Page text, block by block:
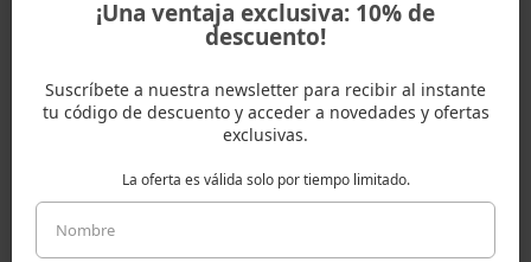
ADATTO A UNA FORMA VISO
Ovale
¡Una ventaja exclusiva: 10% de
descuento!
Suscríbete a nuestra newsletter para recibir al instante
tu código de descuento y acceder a novedades y ofertas
exclusivas.
La oferta es válida solo por tiempo limitado.